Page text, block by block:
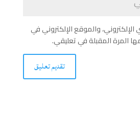
والموقع الإلكتروني في
المرة المقبلة في تعليقي.